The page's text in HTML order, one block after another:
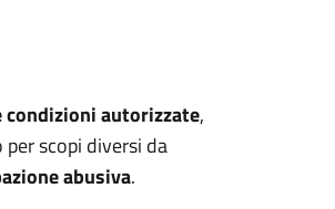
autorizzate,
per scopi diversi da
abusiva.